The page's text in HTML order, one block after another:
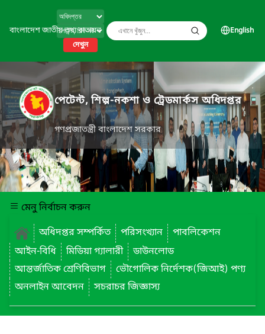
বাংলাদেশ জাতীয় তথ্য বাতায়ন
দেখুন
English
পেটেন্ট, শিল্প-নকশা ও ট্রেডমার্কস অধিদপ্তর
গণপ্রজাতন্ত্রী বাংলাদেশ সরকার
মেনু নির্বাচন করুন
অধিদপ্তর সম্পর্কিত
পরিসংখ্যান
পাবলিকেশন
আইন-বিধি
মিডিয়া গ্যালারী
ডাউনলোড
আন্তর্জাতিক শ্রেণিবিভাগ
ভৌগোলিক নির্দেশক(জিআই) পণ্য
অনলাইন আবেদন
সচরাচর জিজ্ঞাস্য